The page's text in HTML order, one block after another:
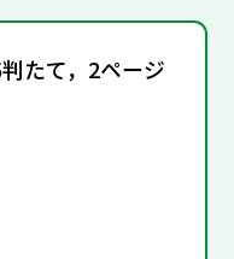
たて，2ページ